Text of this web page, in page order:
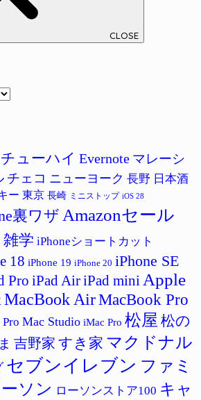
CLOSE
チューハイ Evernote マレーシ
チェコ ニューヨーク 長野 日本酒
ー 東京 長崎 ミニストップ iOS 28
裏ワザ Amazonセール
雑学 iPhoneショートカット
18 iPhone 19 iPhone 20 iPhone SE
Pro iPad AiriPad mini Apple
MacBook AirMacBook Pro
Mac Studio iMac Pro 松屋 松の
吉野家 すき家 マクドナル
セブンイレブン ファミ
ソン ローソンストア100 キャ